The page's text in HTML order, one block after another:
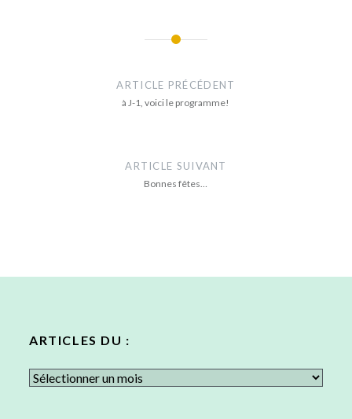
ARTICLE PRÉCÉDENT
à J-1, voici le programme!
ARTICLE SUIVANT
Bonnes fêtes…
ARTICLES DU :
Articles